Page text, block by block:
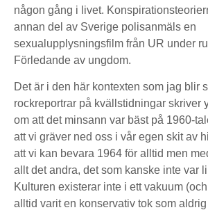
någon gång i livet.
annan del av Sverige polisanmäls en
sexualupplysningsfilm från UR under
Förledande av ungdom.
Det är i den här kontexten som jag blir
rockreportrar på kvällstidningar skriver
om att det minsann var bäst på 1960-
att vi gräver ned oss i vår egen skit av
att vi kan bevara 1964 för alltid men
allt det andra, det som kanske inte var
Kulturen existerar inte i ett vakuum
alltid varit en konservativ tok som